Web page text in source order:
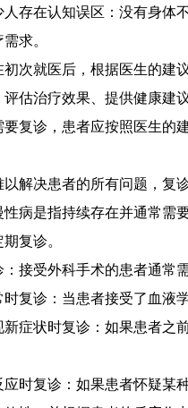
人存在认知误区：没有身体
求。
次就医后，根据医生的建
估治疗效果、提供健康建
复诊，患者应按照医生的
解决患者的所有问题，复
病是指持续存在并通常需
复诊。
接受外科手术的患者通常
复诊：当患者接受了血液
症状时复诊：如果患者之
时复诊：如果患者怀疑某